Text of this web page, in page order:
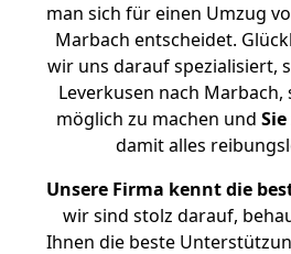
man sich für einen Umzug
Marbach entscheidet.
wir uns darauf spezialisiert,
Leverkusen nach
möglich zu machen und
damit alles
Unsere Firma kennt die
wir sind stolz darauf,
Ihnen die beste